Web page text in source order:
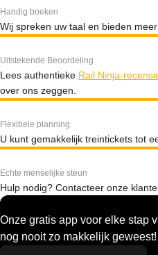
Handig boeken
Wij spreken uw taal en bieden
Uitstekende Beoordeling
Lees authentieke Rail Ninja-
over ons zeggen.
Flexibele planning
U kunt gemakkelijk treintickets tot
Echte menselijke steun
Hulp nodig? Contacteer onze
Onze gratis app voor elke stap
nog nooit zo makkelijk geweest!